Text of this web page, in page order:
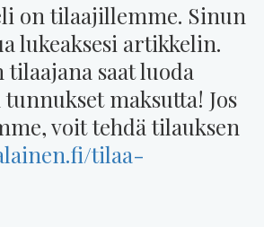
on tilaajillemme. Sinun
lukeaksesi artikkelin.
tilaajana saat luoda
maksutta! Jos
voit tehdä tilauksen
tilaa-